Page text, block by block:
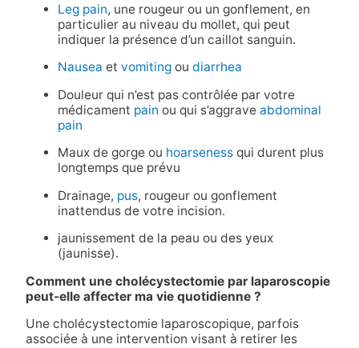
Leg pain, une rougeur ou un gonflement, en
particulier au niveau du mollet, qui peut
indiquer la présence d’un caillot sanguin.
Nausea et vomitingou diarrhea
Douleur qui n’est pas contrôlée par votre
médicament pain ou qui s’aggrave abdominal
pain
Maux de gorge ou hoarsenessqui durent plus
longtemps que prévu
Drainage, pus, rougeur ou gonflement
inattendus de votre incision.
jaunissement de la peau ou des yeux
(jaunisse).
Comment une cholécystectomie par laparoscopie
peut-elle affecter ma vie quotidienne ?
Une cholécystectomie laparoscopique, parfois
associée à une intervention visant à retirer les